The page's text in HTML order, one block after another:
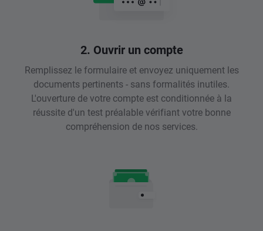
2. Ouvrir un compte
Remplissez le formulaire et envoyez uniquement les
documents pertinents - sans formalités inutiles.
L'ouverture de votre compte est conditionnée à la
réussite d'un test préalable vérifiant votre bonne
compréhension de nos services.